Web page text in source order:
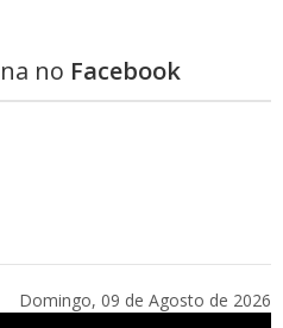
no Facebook
Domingo, 09 de Agosto de 2026